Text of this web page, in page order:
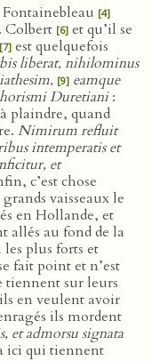
[4]
Colbert [6] et qu’il se
[7] est quelquefois
liberat, nihilominus
[9] eamque
Duretiani:
plaindre, quand
Nimirum refluit
intemperatis et
et
c’est chose
vaisseaux le
en Hollande, et
allés au fond de la
plus forts et
fait point et n’est
tiennent sur leurs
en veulent avoir
ils mordent
et admorsu signata
ici qui tiennent